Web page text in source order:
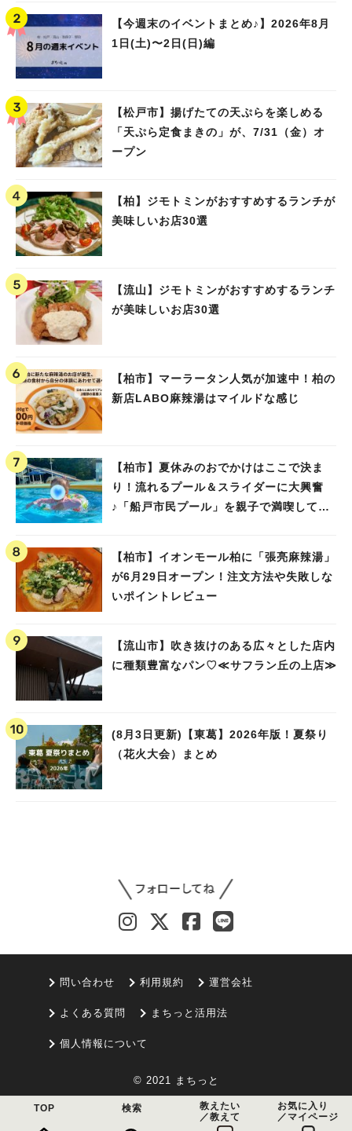
【今週末のイベントまとめ♪】2026年8月
1日(土)〜2日(日)編
【松戸市】揚げたての天ぷらを楽しめる
「天ぷら定食まきの」が、7/31（金）オ
ープン
【柏】ジモトミンがおすすめするランチが
美味しいお店30選
【流山】ジモトミンがおすすめするランチ
が美味しいお店30選
【柏市】マーラータン人気が加速中！柏の
新店LABO麻辣湯はマイルドな感じ
【柏市】夏休みのおでかけはここで決ま
り！流れるプール＆スライダーに大興奮
♪「船戸市民プール」を親子で満喫してき
【柏市】イオンモール柏に「張亮麻辣湯」
が6月29日オープン！注文方法や失敗しな
いポイントレビュー
【流山市】吹き抜けのある広々とした店内
に種類豊富なパン♡≪サフラン丘の上店≫
(8月3日更新)【東葛】2026年版！夏祭り
（花火大会）まとめ
問い合わせ 利用規約 運営会社
よくある質問 まちっと活用法
個人情報について
© 2021 まちっと
TOP 検索
教えたい
／教えて
お気に入り
／マイページ